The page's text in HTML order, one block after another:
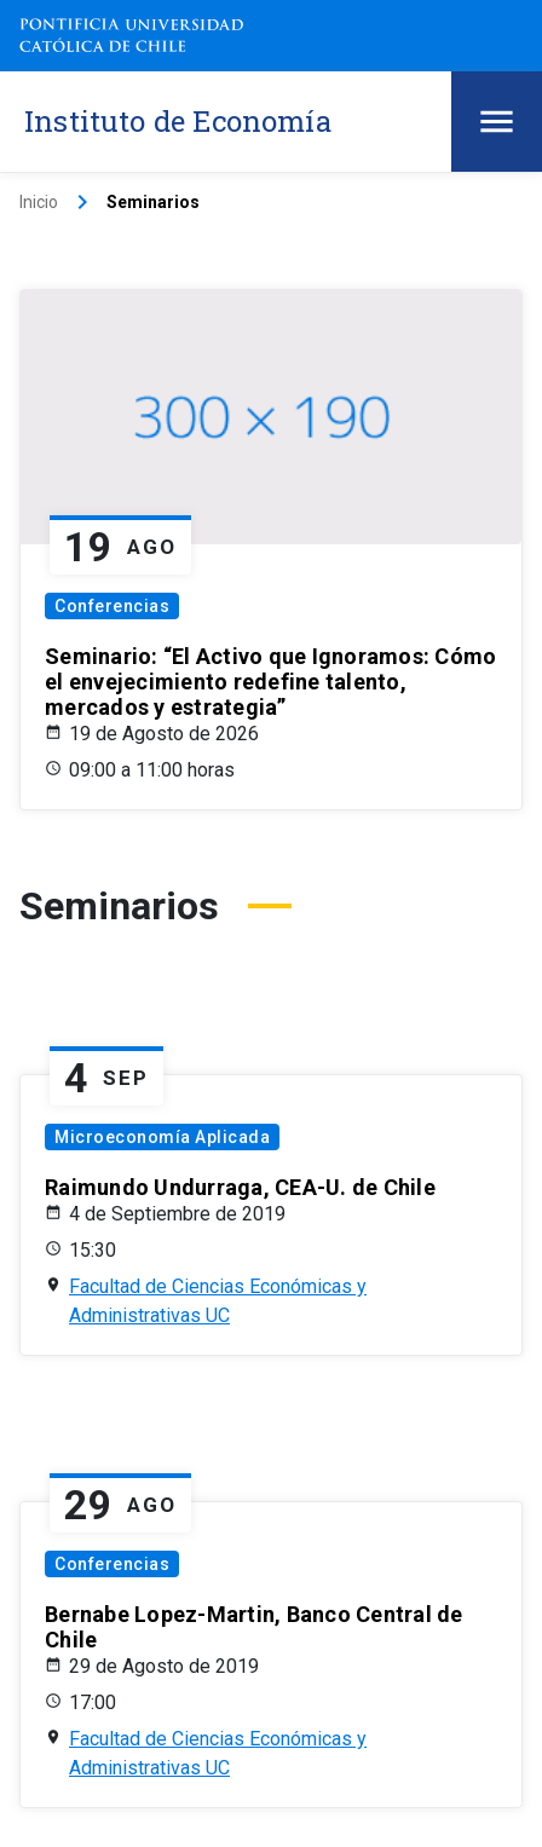
Instituto de Economía
Inicio keyboard_arrow_right Seminarios
19 AGO
Conferencias
Seminario: “El Activo que Ignoramos: Cómo
el envejecimiento redefine talento,
mercados y estrategia”
19 de Agosto de 2026
09:00 a 11:00 horas
Seminarios
4 SEP
Microeconomía Aplicada
Raimundo Undurraga, CEA-U. de Chile
4 de Septiembre de 2019
15:30
Facultad de Ciencias Económicas y
Administrativas UC
29 AGO
Conferencias
Bernabe Lopez-Martin, Banco Central de
Chile
29 de Agosto de 2019
17:00
Facultad de Ciencias Económicas y
Administrativas UC